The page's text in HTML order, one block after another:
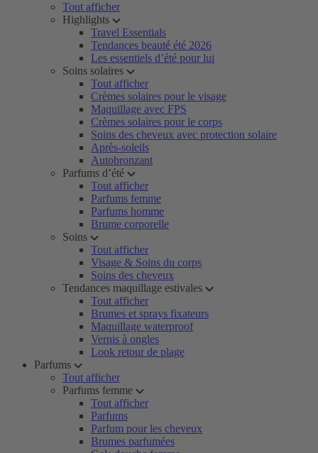
Tout afficher
Highlights
Travel Essentials
Tendances beauté été 2026
Les essentiels d’été pour lui
Soins solaires
Tout afficher
Crèmes solaires pour le visage
Maquillage avec FPS
Crèmes solaires pour le corps
Soins des cheveux avec protection solaire
Après-soleils
Autobronzant
Parfums d’été
Tout afficher
Parfums femme
Parfums homme
Brume corporelle
Soins
Tout afficher
Visage & Soins du corps
Soins des cheveux
Tendances maquillage estivales
Tout afficher
Brumes et sprays fixateurs
Maquillage waterproof
Vernis à ongles
Look retour de plage
Parfums
Tout afficher
Parfums femme
Tout afficher
Parfums
Parfum pour les cheveux
Brumes parfumées